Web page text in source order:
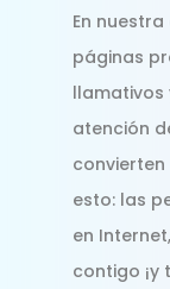
En
páginas
llamativos
atención
convierten
esto: las
en
contigo ¡y